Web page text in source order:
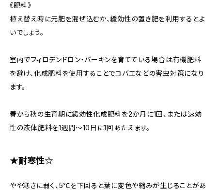
《肥料》
植え替え時に元肥を混ぜ込むか、緩効性の置き肥を利用するとよ
いでしょう。
室内でフィロデンドロン・バーキンを育てている場合は有機肥料
を避け、化成肥料を使用することでコバエなどの害虫対策になり
ます。
春から秋の生育期に緩効性化成肥料を2か月に1回、または速効
性の液体肥料を1週間〜10日に1回あたえます。
★耐寒性☆
やや寒さに弱く、5℃を下回ると葉に変色や縮みが生じることがあ